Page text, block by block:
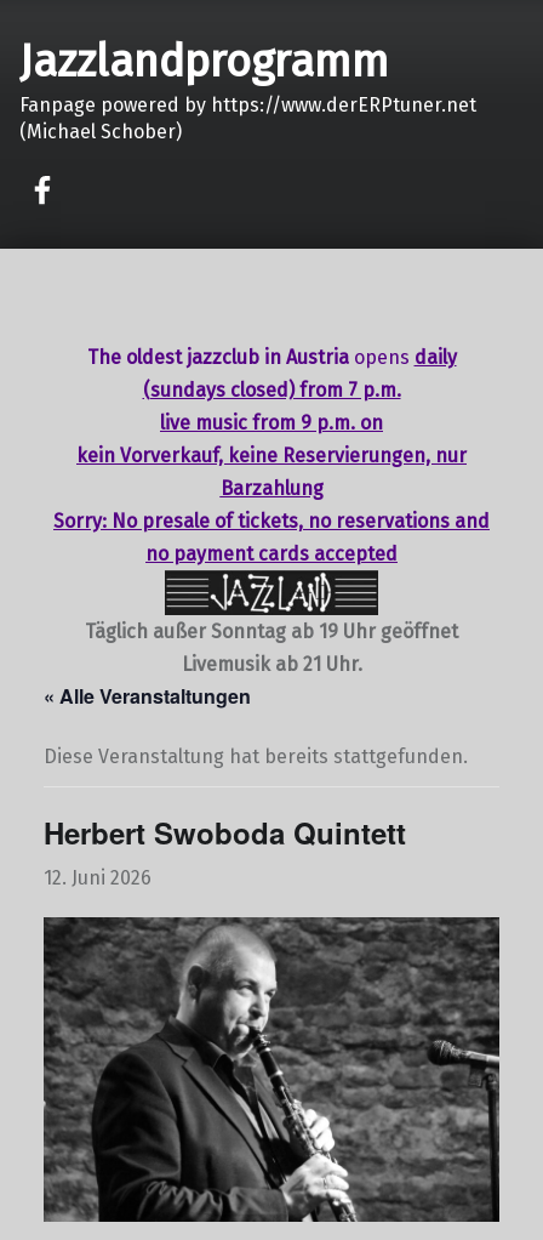
Jazzlandprogramm
Fanpage powered by https://www.derERPtuner.net
(Michael Schober)
The oldest jazzclub in Austria opens daily
(sundays closed) from 7 p.m.
live music from 9 p.m. on
kein Vorverkauf, keine Reservierungen, nur
Barzahlung
Sorry: No presale of tickets, no reservations and
no payment cards accepted
Täglich außer Sonntag ab 19 Uhr geöffnet
Livemusik ab 21 Uhr.
« Alle Veranstaltungen
Diese Veranstaltung hat bereits stattgefunden.
Herbert Swoboda Quintett
12. Juni 2026